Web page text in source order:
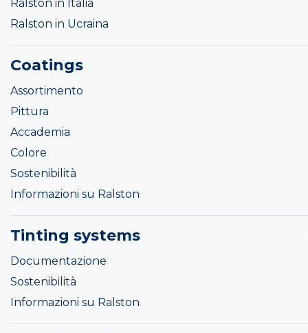
Ralston in Italia
Ralston in Ucraina
Coatings
Assortimento
Pittura
Accademia
Colore
Sostenibilità
Informazioni su Ralston
Tinting systems
Documentazione
Sostenibilità
Informazioni su Ralston